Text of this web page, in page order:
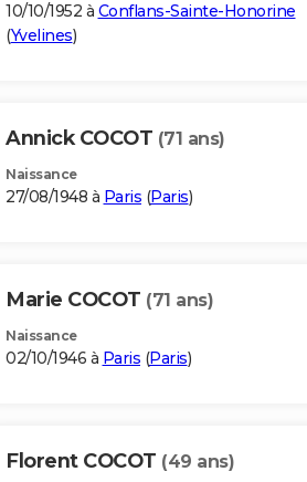
10/10/1952 à Conflans-Sainte-Honorine
(Yvelines)
Annick COCOT (71 ans)
Naissance
27/08/1948 à Paris (Paris)
Marie COCOT (71 ans)
Naissance
02/10/1946 à Paris (Paris)
Florent COCOT (49 ans)